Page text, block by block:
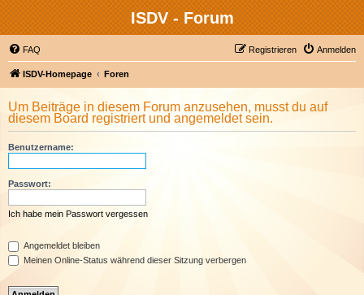
ISDV - Forum
FAQ Anmelden
Registrieren
ISDV-Homepage Foren
Um Beiträge in diesem Forum anzusehen, musst du auf
diesem Board registriert und angemeldet sein.
Benutzername:
Passwort:
Ich habe mein Passwort vergessen
Angemeldet bleiben
Meinen Online-Status während dieser Sitzung verbergen